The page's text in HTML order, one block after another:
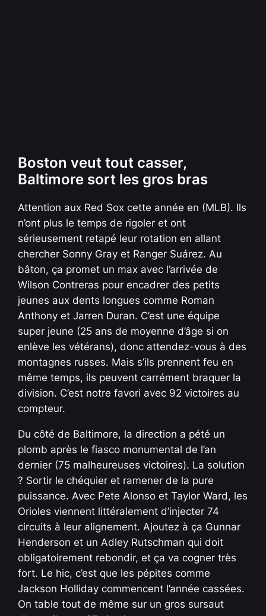
Boston veut tout casser,
Baltimore sort les gros bras
Attention aux Red Sox cette année en (MLB). Ils
n’ont plus le temps de rigoler et ont
sérieusement retapé leur rotation en allant
chercher Sonny Gray et Ranger Suárez. Au
bâton, ça promet un max avec l’arrivée de
Wilson Contreras pour encadrer des petits
jeunes aux dents longues comme Roman
Anthony et Jarren Duran. C’est une équipe
super jeune (25 ans de moyenne d’âge si on
enlève les vétérans), donc attendez-vous à des
montagnes russes. Mais s’ils prennent feu en
même temps, ils peuvent carrément braquer la
division. C’est notre favori avec 92 victoires au
compteur.
Du côté de Baltimore, la direction a pété un
plomb après le fiasco monumental de l’an
dernier (75 malheureuses victoires). La solution
? Sortir le chéquier et ramener de la pure
puissance. Avec Pete Alonso et Taylor Ward, les
Orioles viennent littéralement d’injecter 74
circuits à leur alignement. Ajoutez à ça Gunnar
Henderson et un Adley Rutschman qui doit
obligatoirement rebondir, et ça va cogner très
fort. Le hic, c’est que les pépites comme
Jackson Holliday commencent l’année cassées.
On table tout de même sur un gros sursaut